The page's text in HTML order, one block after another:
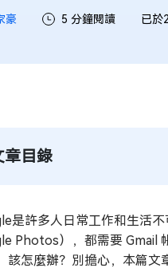
豪 5 分鐘閱讀 已於
章目錄
是許多人日常工作和生活
Photos），都需要 Gmail
該怎麼辦？別擔心，本篇文